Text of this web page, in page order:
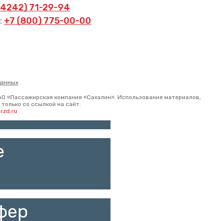
71-29-94
+7 (800) 775-00-00
«Пассажирская компания «Сахалин». Использование материалов,
со ссылкой на сайт.